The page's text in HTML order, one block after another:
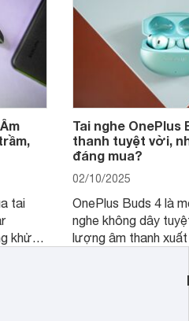
tai
khử
khử
có
Tai nghe OnePlus
thanh tuyệt vời,
đáng mua?
02/10/2025
OnePlus Buds 4 là
nghe không dây
lượng âm thanh
khử tiếng ồn ấn
tiến. Tuy nhiên,